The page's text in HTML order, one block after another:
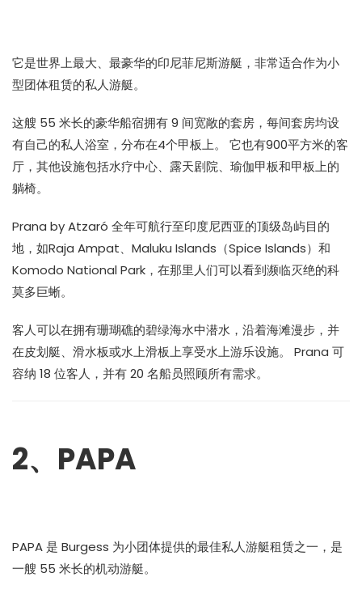
它是世界上最大、最豪华的印尼菲尼斯游艇，非常适合作为小
型团体租赁的私人游艇。
这艘 55 米长的豪华船宿拥有 9 间宽敞的套房，每间套房均设
有自己的私人浴室，分布在4个甲板上。 它也有900平方米的客
厅，其他设施包括水疗中心、露天剧院、瑜伽甲板和甲板上的
躺椅。
Prana by Atzaró 全年可航行至印度尼西亚的顶级岛屿目的
地，如Raja Ampat、Maluku Islands（Spice Islands）和
Komodo National Park，在那里人们可以看到濒临灭绝的科
莫多巨蜥。
客人可以在拥有珊瑚礁的碧绿海水中潜水，沿着海滩漫步，并
在皮划艇、滑水板或水上滑板上享受水上游乐设施。 Prana 可
容纳 18 位客人，并有 20 名船员照顾所有需求。
2、PAPA
PAPA 是 Burgess 为小团体提供的最佳私人游艇租赁之一，是
一艘 55 米长的机动游艇。